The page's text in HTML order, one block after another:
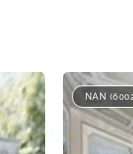
NAN